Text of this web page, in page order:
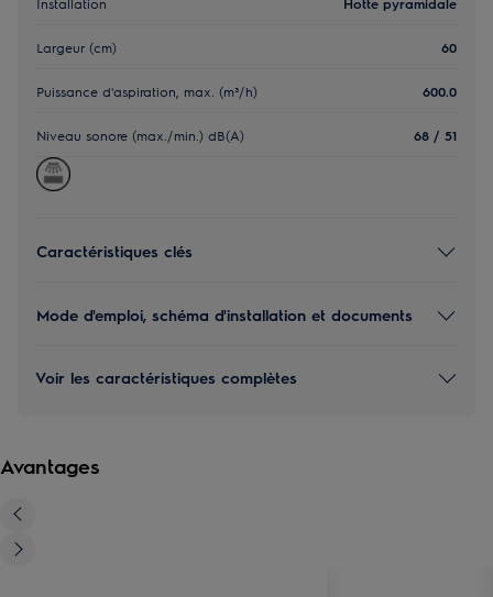
Largeur (cm) 60
Puissance d'aspiration, max. (m³/h) 600.0
Niveau sonore (max./min.) dB(A) 68 / 51
Caractéristiques clés
Mode d'emploi, schéma d'installation et documents
Voir les caractéristiques complètes
Avantages